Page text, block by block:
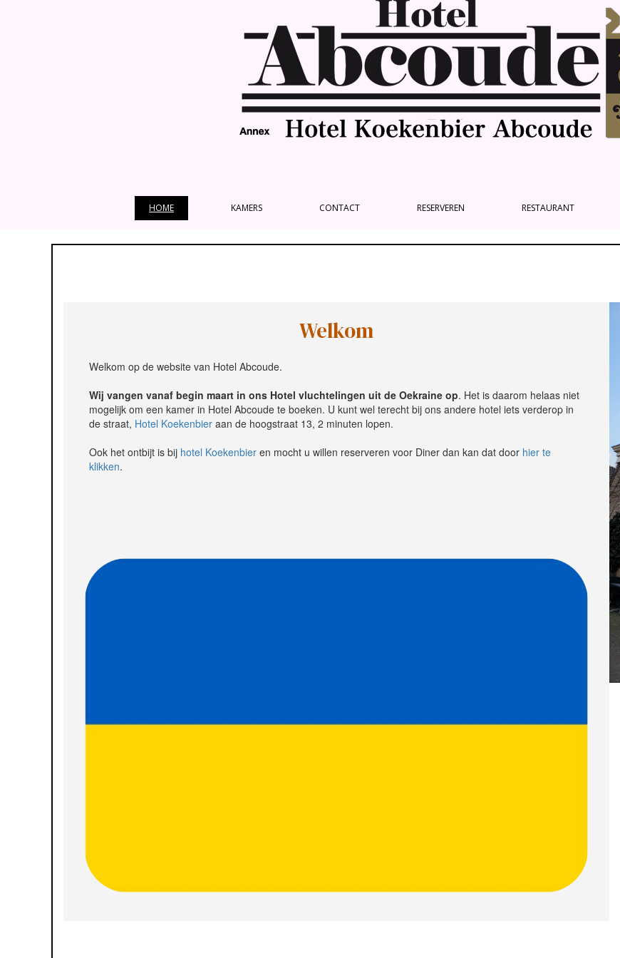
HOME KAMERS CONTACT RESERVEREN RESTAURANT
Welkom
Welkom op de website van Hotel Abcoude.
Wij vangen vanaf begin maart in ons Hotel vluchtelingen uit de Oekraine op. Het is daarom helaas niet
mogelijk om een kamer in Hotel Abcoude te boeken. U kunt wel terecht bij ons andere hotel iets verderop in
de straat, Hotel Koekenbieraan de hoogstraat 13, 2 minuten lopen.
Ook het ontbijt is bij hotel Koekenbieren mocht u willen reserveren voor Diner dan kan dat door hier te
klikken.